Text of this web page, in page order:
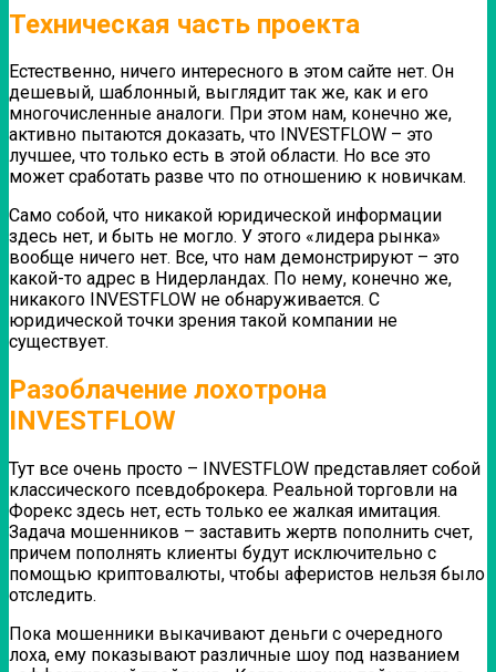
Техническая часть проекта
Естественно, ничего интересного в этом сайте нет. Он
дешевый, шаблонный, выглядит так же, как и его
многочисленные аналоги. При этом нам, конечно же,
активно пытаются доказать, что INVESTFLOW – это
лучшее, что только есть в этой области. Но все это
может сработать разве что по отношению к новичкам.
Само собой, что никакой юридической информации
здесь нет, и быть не могло. У этого «лидера рынка»
вообще ничего нет. Все, что нам демонстрируют – это
какой-то адрес в Нидерландах. По нему, конечно же,
никакого INVESTFLOW не обнаруживается. С
юридической точки зрения такой компании не
существует.
Разоблачение лохотрона
INVESTFLOW
Тут все очень просто – INVESTFLOW представляет собой
классического псевдоброкера. Реальной торговли на
Форекс здесь нет, есть только ее жалкая имитация.
Задача мошенников – заставить жертв пополнить счет,
причем пополнять клиенты будут исключительно с
помощью криптовалюты, чтобы аферистов нельзя было
отследить.
Пока мошенники выкачивают деньги с очередного
лоха, ему показывают различные шоу под названием